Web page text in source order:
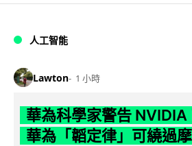
人工智能
Lawton 1 小時
華為科學家警告 NVIDIA
華為「韜定律」可繞過